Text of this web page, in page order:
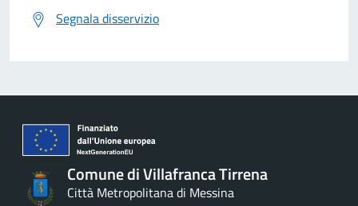
Segnala disservizio
Comune di Villafranca Tirrena
Città Metropolitana di Messina